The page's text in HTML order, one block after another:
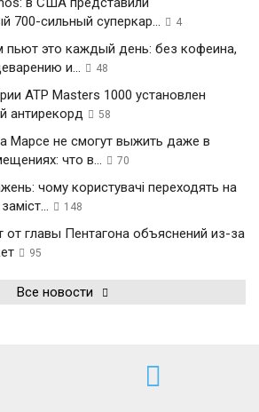
700-сильный суперкар...
4
пьют это каждый день: без кофеина,
и...
48
ATP Masters 1000 установлен
антирекорд
58
Марсе не смогут выжить даже в
что в...
70
чому користувачі переходять на
148
от главы Пентагона объяснений из-за
95
Все новости